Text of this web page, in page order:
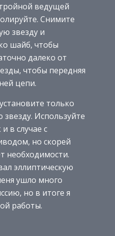
ведущей
Снимите
звезду и
шайб, чтобы
далеко от
чтобы передняя
цепи.
только
Используйте
в случае с
но скорей
необходимости.
эллиптическую
ушло много
но в итоге я
работы.